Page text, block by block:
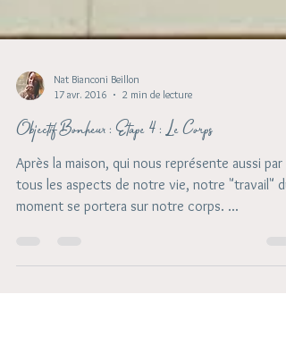
Nat Bianconi Beillon
17 avr. 2016
2 min de lecture
Objectif Bonheur : Etape 4 : Le Corps
Après la maison, qui nous représente aussi par